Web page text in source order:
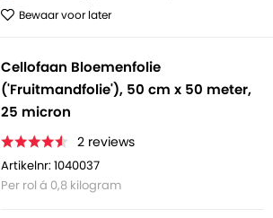
Bewaar voor later
Cellofaan Bloemenfolie
('Fruitmandfolie'), 50 cm x 50 meter,
25 micron
2 reviews
Artikelnr: 1040037
Per rol á 0,8 kilogram